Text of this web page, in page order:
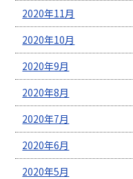
2020年11月
2020年10月
2020年9月
2020年8月
2020年7月
2020年6月
2020年5月